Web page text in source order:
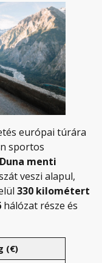
európai túrára
sportos
Duna menti
veszi alapul,
330 kilométert
hálózat része és
(€)